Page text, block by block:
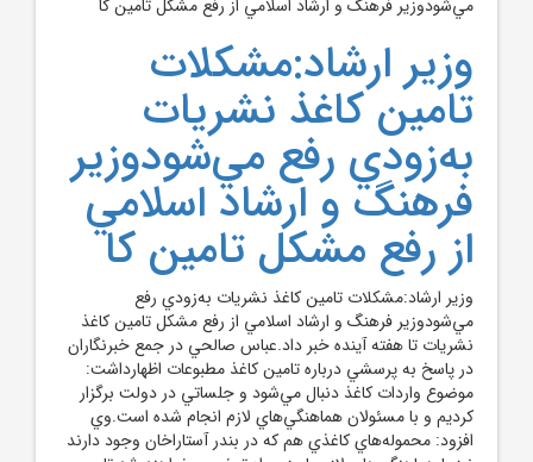
وزير ارشاد:مشکلات
تامين کاغذ نشريات
به‌زودي رفع مي‌شودوزير
فرهنگ و ارشاد اسلامي
از رفع مشکل تامين کا
وزير ارشاد:مشکلات تامين کاغذ نشريات به‌زودي رفع
مي‌شودوزير فرهنگ و ارشاد اسلامي از رفع مشکل تامين کاغذ
نشريات تا هفته آينده خبر داد.عباس صالحي در جمع خبرنگاران
در پاسخ به پرسشي درباره تامين کاغذ مطبوعات اظهارداشت:
موضوع واردات کاغذ دنبال مي‌شود و جلساتي در دولت برگزار
کرديم و با مسئولان هماهنگي‌هاي لازم انجام شده است.وي
افزود: محموله‌هاي کاغذي هم که در بندر آستاراخان وجود دارند